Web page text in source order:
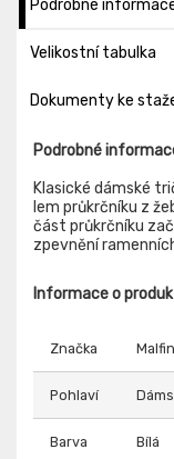
Podrobné
Velikostní tabulka
Dokumenty ke
Podrobné
Klasické dámské
lem průkrčníku z
část průkrčníku
zpevnění
Informace o
Značka
Pohlaví
Barva Bílá